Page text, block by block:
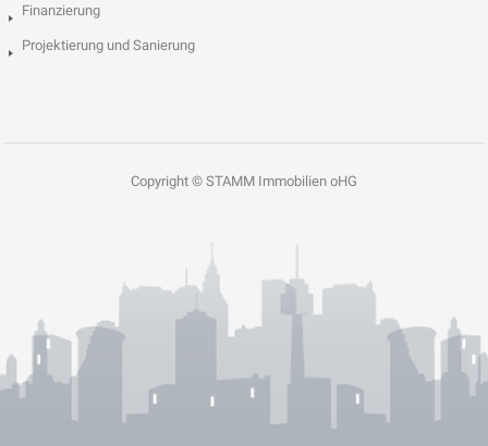
Finanzierung
Projektierung und Sanierung
Copyright © STAMM Immobilien oHG